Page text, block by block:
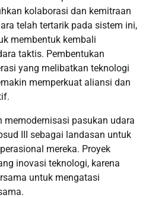
kolaborasi dan kemitraan
telah tertarik pada sistem ini,
membentuk kembali
taktis. Pembentukan
yang melibatkan teknologi
memperkuat aliansi dan
memodernisasi pasukan udara
III sebagai landasan untuk
mereka. Proyek
inovasi teknologi, karena
untuk mengatasi